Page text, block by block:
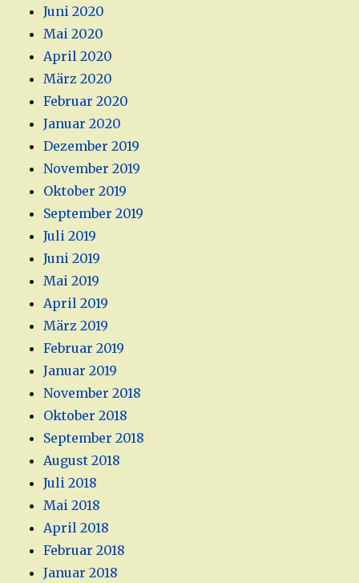
Juni 2020
Mai 2020
April 2020
März 2020
Februar 2020
Januar 2020
Dezember 2019
November 2019
Oktober 2019
September 2019
Juli 2019
Juni 2019
Mai 2019
April 2019
März 2019
Februar 2019
Januar 2019
November 2018
Oktober 2018
September 2018
August 2018
Juli 2018
Mai 2018
April 2018
Februar 2018
Januar 2018